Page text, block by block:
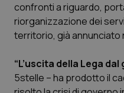
Piemonte
Provincia
HIV
Ipertensione &
confronti a riguardo,
riorganizzazione dei
territorio, già annunciato
“L’uscita della Lega
5stelle – ha prodotto il